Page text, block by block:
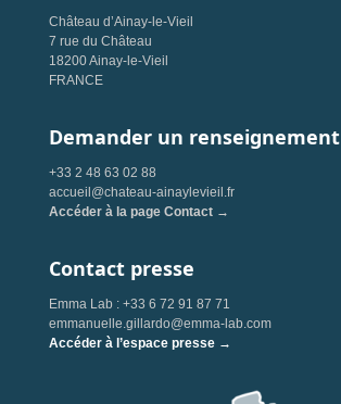
Château d’Ainay-le-Vieil
7 rue du Château
18200 Ainay-le-Vieil
FRANCE
Demander un renseignement
+33 2 48 63 02 88
accueil@chateau-ainaylevieil.fr
Accéder à la page Contact →
Contact presse
Emma Lab : +33 6 72 91 87 71
emmanuelle.gillardo@emma-lab.com
Accéder à l’espace presse →